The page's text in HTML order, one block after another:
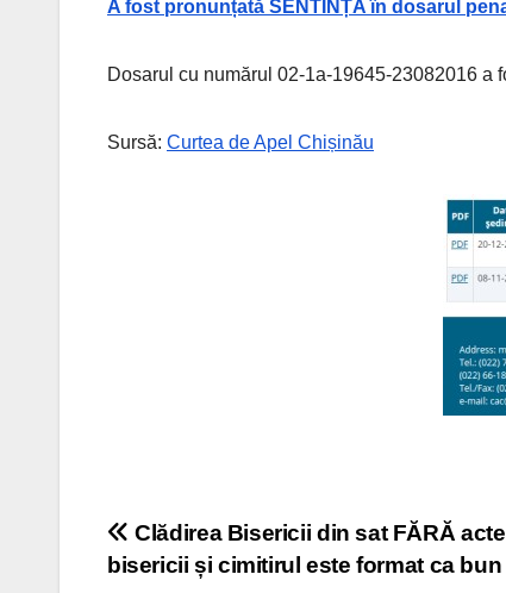
A fost pronunțată SENTINȚA în dosarul
Dosarul cu numărul 02-1a-19645-23082016 a
Sursă: Curtea de Apel Chișinău
Navigare
Clădirea Bisericii din sat FĂRĂ
bisericii și cimitirul este format ca bun